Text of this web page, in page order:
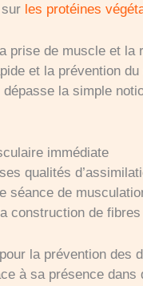
les protéines
prise de muscle et la
et la prévention
la simple
immédiate
qualités
séance de
construction de
la prévention
à sa présence